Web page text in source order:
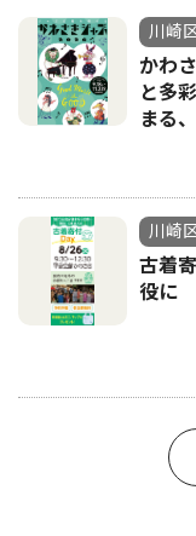
川崎
かわ
と多
まる
川崎
古着
役に